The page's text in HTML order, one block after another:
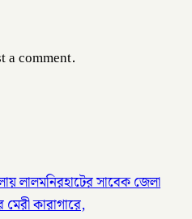
a comment.
লালমনিরহাটের সাবেক জেলা
কারাগারে,